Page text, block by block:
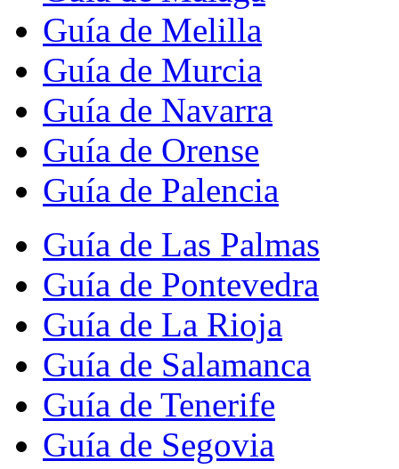
Guía de Melilla
Guía de Murcia
Guía de Navarra
Guía de Orense
Guía de Palencia
Guía de Las Palmas
Guía de Pontevedra
Guía de La Rioja
Guía de Salamanca
Guía de Tenerife
Guía de Segovia